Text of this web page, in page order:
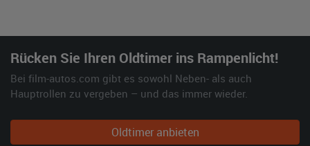
Rücken Sie Ihren Oldtimer ins Rampenlicht!
Bei film-autos.com gibt es sowohl Neben- als auch
Hauptrollen zu vergeben – und das immer wieder.
Oldtimer anbieten